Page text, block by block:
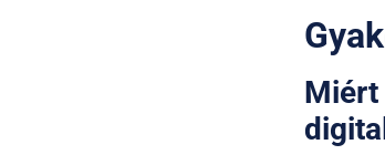
Miért